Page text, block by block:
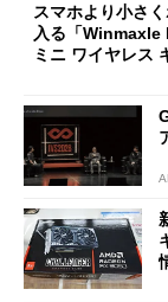
スマホより小さ
入る「
ミニ ワイヤレス